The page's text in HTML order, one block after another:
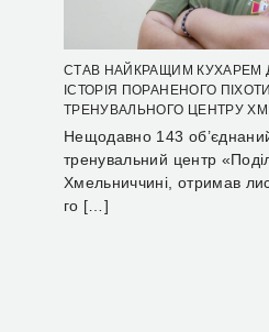
СТАВ НАЙКРАЩИМ КУХАРЕМ
ІСТОРІЯ ПОРАНЕНОГО
ТРЕНУВАЛЬНОГО ЦЕНТРУ
Нещодавно 143
тренувальний центр
Хмельниччині, отримав
го […]